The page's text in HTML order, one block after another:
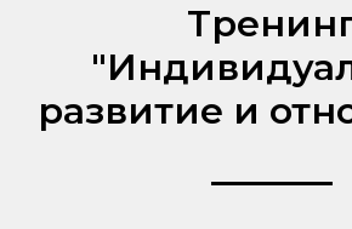
развитие и